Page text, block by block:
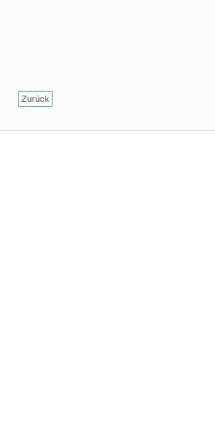
Zurück